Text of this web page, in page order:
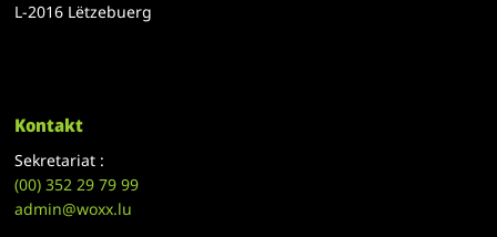
L-2016 Lëtzebuerg
Kontakt
Sekretariat :
(00)352 29 79 99
admin@woxx.lu